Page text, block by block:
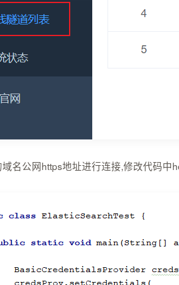
名公网https地址进行连接,修改代码中